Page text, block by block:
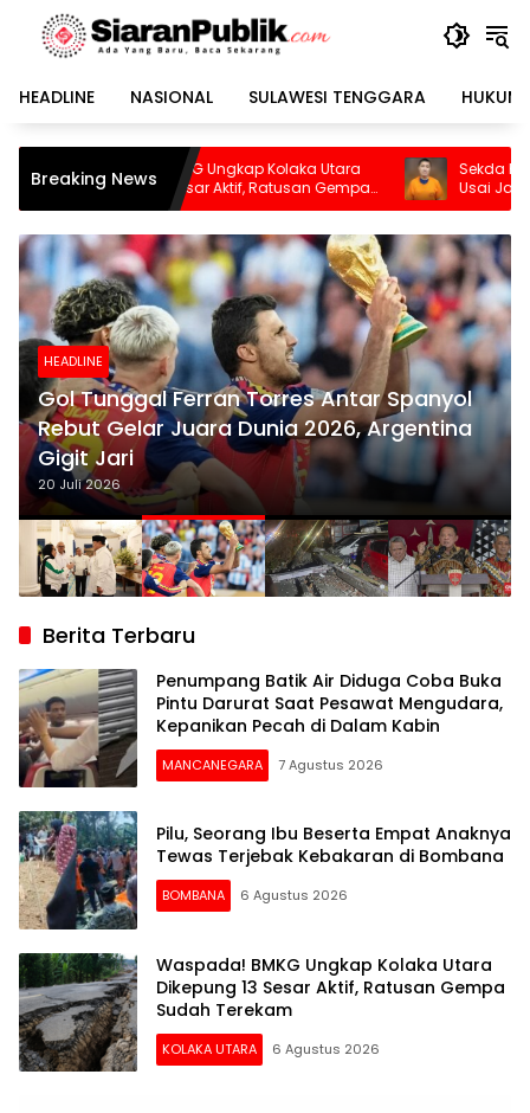
Langsung
konten
HEADLINE
NASIONAL SULAWESI TENGGARA HUKUM
Breaking News
Kolaka Utara
Ratusan Gempa
Sekda Konawe Selatan Dinonaktifkan
Usai Jadi Tersangka
HEADLINE
Gol Tunggal Ferran Torres Antar Spanyol
Rebut Gelar Juara Dunia 2026, Argentina
Gigit Jari
20 Juli 2026
Berita Terbaru
Penumpang Batik Air Diduga Coba Buka
Pintu Darurat Saat Pesawat Mengudara,
Kepanikan Pecah di Dalam Kabin
MANCANEGARA 7 Agustus 2026
Pilu, Seorang Ibu Beserta Empat Anaknya
Tewas Terjebak Kebakaran di Bombana
BOMBANA 6 Agustus 2026
Waspada! BMKG Ungkap Kolaka Utara
Dikepung 13 Sesar Aktif, Ratusan Gempa
Sudah Terekam
KOLAKA UTARA 6 Agustus 2026
Siaran